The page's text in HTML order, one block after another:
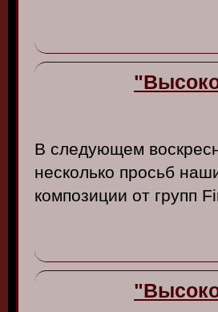
В следующем
несколько просьб
композиции от групп